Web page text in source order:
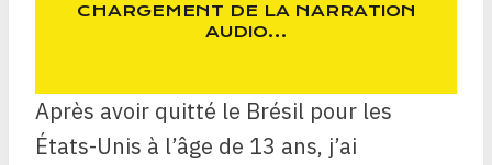
CHARGEMENT DE LA NARRATION
AUDIO…
Après avoir quitté le Brésil pour les
États-Unis à l’âge de 13 ans, j’ai